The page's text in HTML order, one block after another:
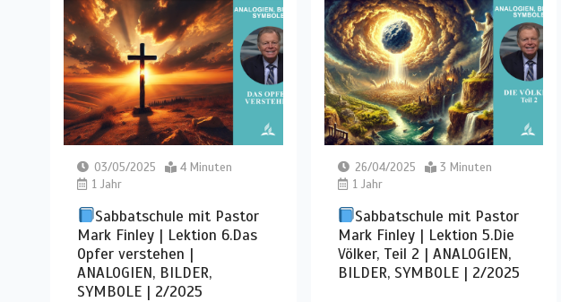
03/05/2025
4 Minuten
1 Jahr
Sabbatschule mit Pastor
Mark Finley | Lektion 6.Das
Opfer verstehen |
ANALOGIEN, BILDER,
SYMBOLE | 2/2025
26/04/2025
3 Minuten
1 Jahr
Sabbatschule mit Pastor
Mark Finley | Lektion 5.Die
Völker, Teil 2 | ANALOGIEN,
BILDER, SYMBOLE | 2/2025